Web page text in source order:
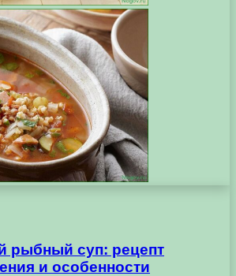
рыбный суп: рецепт
и особенности